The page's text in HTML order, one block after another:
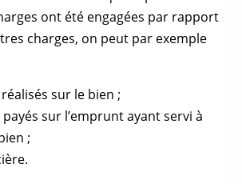
ont été engagées par rapport
charges, on peut par exemple
sur le bien ;
sur l’emprunt ayant servi à
;